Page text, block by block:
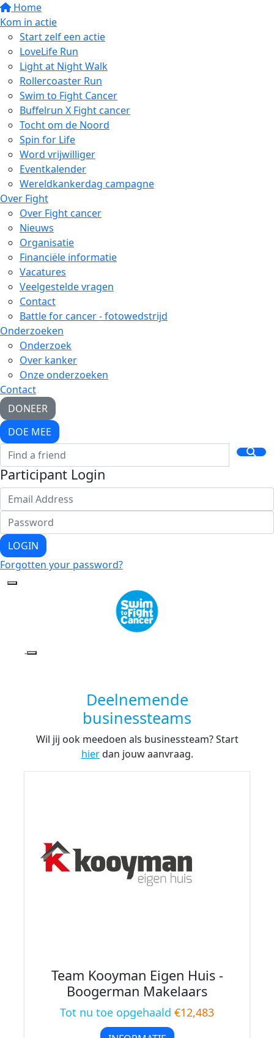
Home
Kom in actie
Start zelf een actie
LoveLife Run
Light at Night Walk
Rollercoaster Run
Swim to Fight Cancer
Buffelrun X Fight cancer
Tocht om de Noord
Spin for Life
Word vrijwilliger
Eventkalender
Wereldkankerdag campagne
Over Fight
Over Fight cancer
Nieuws
Organisatie
Financiële informatie
Vacatures
Veelgestelde vragen
Contact
Battle for cancer - fotowedstrijd
Onderzoeken
Onderzoek
Over kanker
Onze onderzoeken
Contact
DONEER
DOE MEE
Participant Login
LOGIN
Forgotten your password?
Deelnemende
businessteams
Wil jij ook meedoen als businessteam? Start
hierdan jouw aanvraag.
Team Kooyman Eigen Huis -
Boogerman Makelaars
Tot nu toe opgehaald €12,483